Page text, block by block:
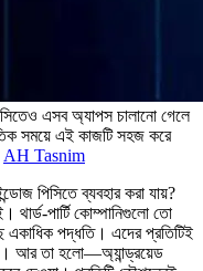
এসব অ্যাপস চালানো গেলে
সময়ে এই কাজটি সহজ করে
AH Tasnim
পিসিতে ব্যবহার করা যায়?
পার্টি কোম্পানিগুলো তো
পদ্ধতি। এদের প্রতিটিই
আর তা হলো—অ্যান্ড্রয়েড